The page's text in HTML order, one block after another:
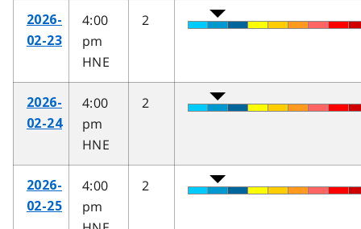
2026-
02-23
4:00
pm
HNE
2
2026-
02-24
4:00
pm
HNE
2
2026-
02-25
4:00
pm
2